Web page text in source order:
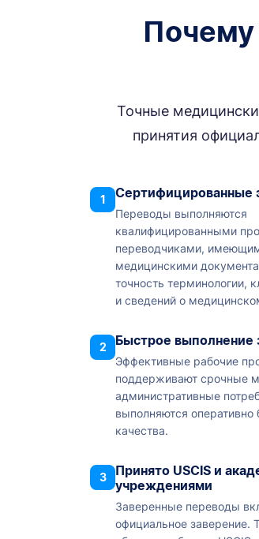
Почему
Точные
принятия
1 Сертифицированные
Переводы выполняются
квалифицированными
переводчиками,
медицинскими
точность терминологии,
и сведений о
2 Быстрое выполнение
Эффективные рабочие
поддерживают срочные
административные
выполняются оперативно
качества.
3
Принято USCIS и
учреждениями
Заверенные переводы
официальное заверение.